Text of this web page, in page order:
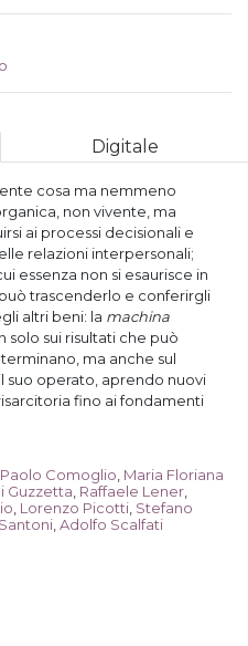
Digitale
cosa ma nemmeno
non vivente, ma
ai processi decisionali e
relazioni interpersonali;
essenza non si esaurisce in
trascenderlo e conferirgli
altri beni: la machina
sui risultati che può
ma anche sul
suo operato, aprendo nuovi
fino ai fondamenti
Paolo Comoglio Maria Floriana
Guzzetta Raffaele Lener
Lorenzo Picotti Stefano
Adolfo Scalfati